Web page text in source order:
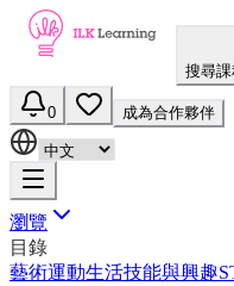
搜尋
0 成為合作夥伴
瀏覽
目錄
藝術運動生活技能與興趣